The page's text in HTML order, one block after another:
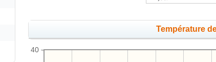
Température
40